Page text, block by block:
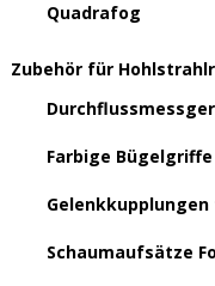
Quadrafog
Zubehör für
Farbige
Schaumaufsätze